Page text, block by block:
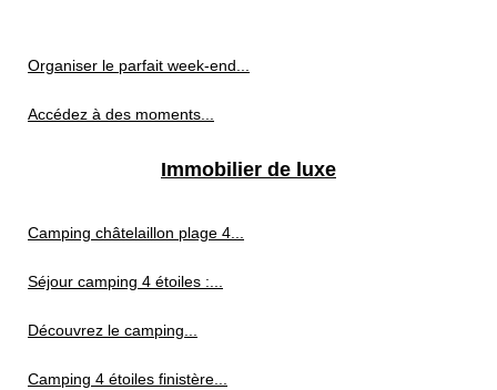
Organiser le parfait week-end...
Accédez à des moments...
Immobilier de luxe
Camping châtelaillon plage 4...
Séjour camping 4 étoiles :...
Découvrez le camping...
Camping 4 étoiles finistère...